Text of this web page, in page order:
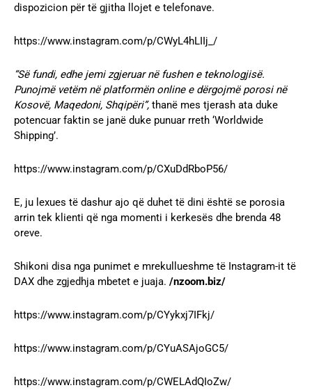
dispozicion për të gjitha llojet e telefonave.
https://www.instagram.com/p/CWyL4hLIIj_/
“Së fundi, edhe jemi zgjeruar në fushen e teknologjisë.
Punojmë vetëm në platformën online e dërgojmë porosi në
Kosovë, Maqedoni, Shqipëri”, thanë mes tjerash ata duke
potencuar faktin se janë duke punuar rreth ‘Worldwide
Shipping’.
https://www.instagram.com/p/CXuDdRboP56/
E, ju lexues të dashur ajo që duhet të dini është se porosia
arrin tek klienti që nga momenti i kerkesës dhe brenda 48
oreve.
Shikoni disa nga punimet e mrekullueshme të Instagram-it të
DAX dhe zgjedhja mbetet e juaja. /nzoom.biz/
https://www.instagram.com/p/CYykxj7IFkj/
https://www.instagram.com/p/CYuASAjoGC5/
https://www.instagram.com/p/CWELAdQIoZw/